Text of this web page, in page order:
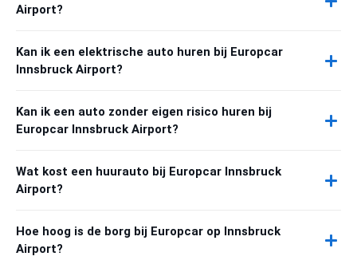
Airport?
Kan ik een elektrische auto huren bij Europcar
Innsbruck Airport?
Kan ik een auto zonder eigen risico huren bij
Europcar Innsbruck Airport?
Wat kost een huurauto bij Europcar Innsbruck
Airport?
Hoe hoog is de borg bij Europcar op Innsbruck
Airport?